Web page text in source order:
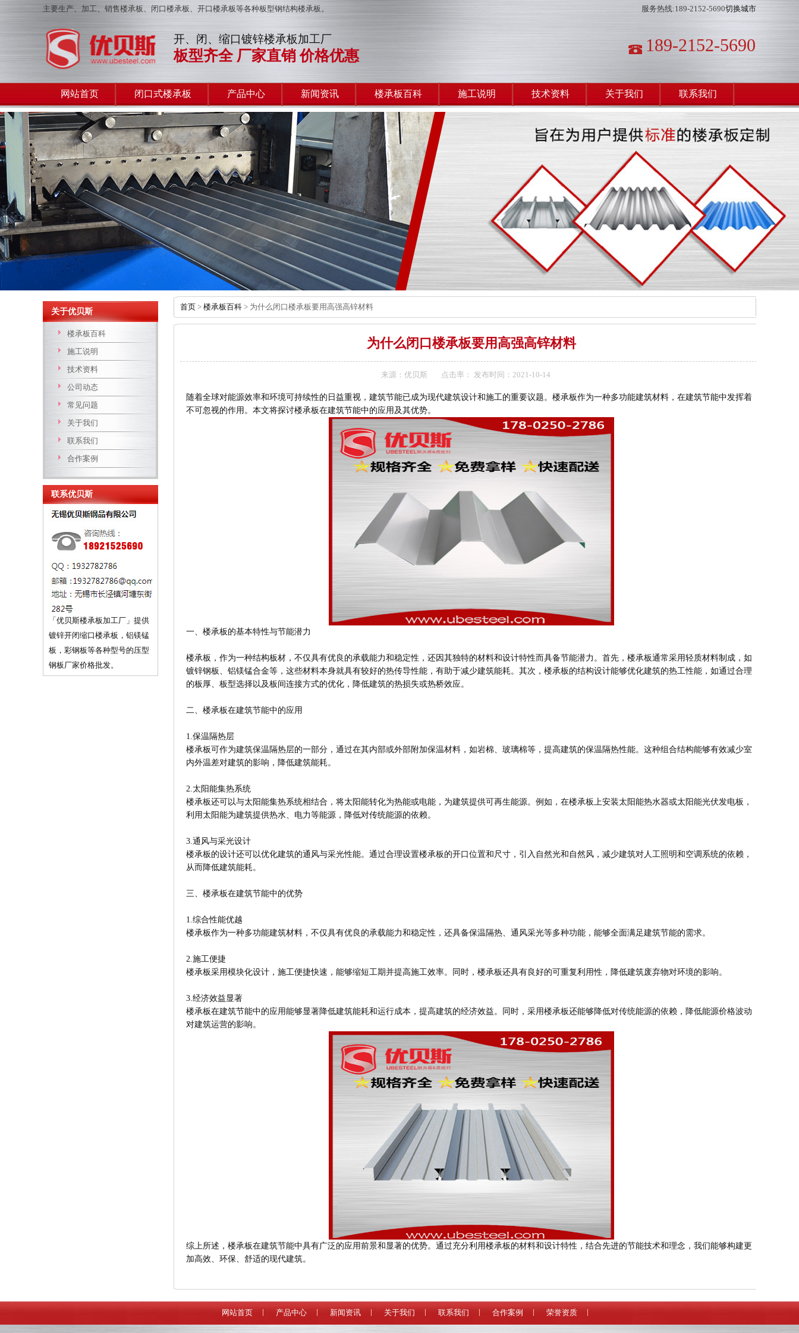
服务热线:189-2152-5690切换城市
主要生产、加工、销售楼承板、闭口楼承板、开口楼承板等各种板型钢结构楼承板。
楼承板
开、闭、缩口镀锌楼承板加工厂
板型齐全 厂家直销 价格优惠
189-2152-5690
网站首页 闭口式楼承板 产品中心 新闻资讯 楼承板百科 施工说明 技术资料 关于我们 联系我们
关于优贝斯
楼承板百科
施工说明
技术资料
公司动态
常见问题
关于我们
联系我们
合作案例
联系优贝斯
「优贝斯楼承板加工厂」提供
镀锌开闭缩口楼承板，铝镁锰
板，彩钢板等各种型号的压型
钢板厂家价格批发。
首页 > 楼承板百科 > 为什么闭口楼承板要用高强高锌材料
为什么闭口楼承板要用高强高锌材料
来源：优贝斯 点击率： 发布时间：2021-10-14
随着全球对能源效率和环境可持续性的日益重视，建筑节能已成为现代建筑设计和施工的重要议题。楼承板作为一种多功能建筑材料，在建筑节能中发挥着
不可忽视的作用。本文将探讨楼承板在建筑节能中的应用及其优势。
一、楼承板的基本特性与节能潜力
楼承板，作为一种结构板材，不仅具有优良的承载能力和稳定性，还因其独特的材料和设计特性而具备节能潜力。首先，楼承板通常采用轻质材料制成，如
镀锌钢板、铝镁锰合金等，这些材料本身就具有较好的热传导性能，有助于减少建筑能耗。其次，楼承板的结构设计能够优化建筑的热工性能，如通过合理
的板厚、板型选择以及板间连接方式的优化，降低建筑的热损失或热桥效应。
二、楼承板在建筑节能中的应用
1.保温隔热层
楼承板可作为建筑保温隔热层的一部分，通过在其内部或外部附加保温材料，如岩棉、玻璃棉等，提高建筑的保温隔热性能。这种组合结构能够有效减少室
内外温差对建筑的影响，降低建筑能耗。
2.太阳能集热系统
楼承板还可以与太阳能集热系统相结合，将太阳能转化为热能或电能，为建筑提供可再生能源。例如，在楼承板上安装太阳能热水器或太阳能光伏发电板，
利用太阳能为建筑提供热水、电力等能源，降低对传统能源的依赖。
3.通风与采光设计
楼承板的设计还可以优化建筑的通风与采光性能。通过合理设置楼承板的开口位置和尺寸，引入自然光和自然风，减少建筑对人工照明和空调系统的依赖，
从而降低建筑能耗。
三、楼承板在建筑节能中的优势
1.综合性能优越
楼承板作为一种多功能建筑材料，不仅具有优良的承载能力和稳定性，还具备保温隔热、通风采光等多种功能，能够全面满足建筑节能的需求。
2.施工便捷
楼承板采用模块化设计，施工便捷快速，能够缩短工期并提高施工效率。同时，楼承板还具有良好的可重复利用性，降低建筑废弃物对环境的影响。
3.经济效益显著
楼承板在建筑节能中的应用能够显著降低建筑能耗和运行成本，提高建筑的经济效益。同时，采用楼承板还能够降低对传统能源的依赖，降低能源价格波动
对建筑运营的影响。
综上所述，楼承板在建筑节能中具有广泛的应用前景和显著的优势。通过充分利用楼承板的材料和设计特性，结合先进的节能技术和理念，我们能够构建更
加高效、环保、舒适的现代建筑。
网站首页 产品中心 新闻资讯 关于我们 联系我们 合作案例 荣誉资质